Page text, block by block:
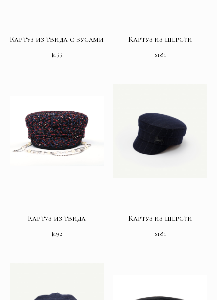
Картуз из твида с бусами
$155
Картуз из шерсти
$181
Картуз из твида
$192
Картуз из шерсти
$181